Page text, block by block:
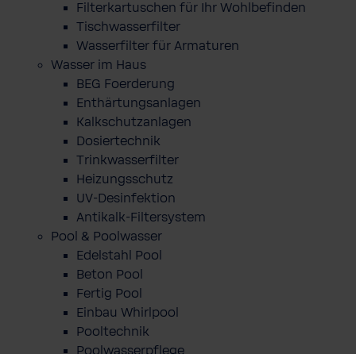
Filterkartuschen für Ihr Wohlbefinden
Tischwasserfilter
Wasserfilter für Armaturen
Wasser im Haus
BEG Foerderung
Enthärtungsanlagen
Kalkschutzanlagen
Dosiertechnik
Trinkwasserfilter
Heizungsschutz
UV-Desinfektion
Antikalk-Filtersystem
Pool & Poolwasser
Edelstahl Pool
Beton Pool
Fertig Pool
Einbau Whirlpool
Pooltechnik
Poolwasserpflege